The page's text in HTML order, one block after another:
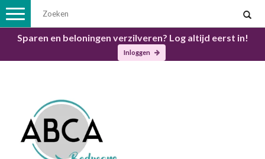
Sparen en beloningen verzilveren? Log altijd eerst in!
Inloggen
Toggle
navigation